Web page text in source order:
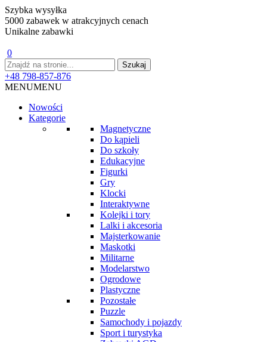
Szybka wysyłka
5000 zabawek w atrakcyjnych cenach
Unikalne zabawki
0
+48 798-857-876
MENUMENU
Nowości
Kategorie
Magnetyczne
Do kąpieli
Do szkoły
Edukacyjne
Figurki
Gry
Klocki
Interaktywne
Kolejki i tory
Lalki i akcesoria
Majsterkowanie
Maskotki
Militarne
Modelarstwo
Ogrodowe
Plastyczne
Pozostałe
Puzzle
Samochody i pojazdy
Sport i turystyka